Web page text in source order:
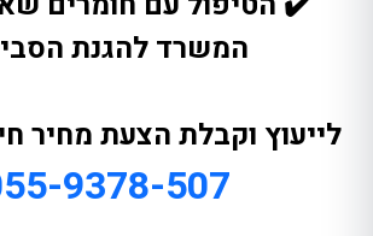
המשרד להגנת
לייעוץ וקבלת הצעת מחיר
9378-507